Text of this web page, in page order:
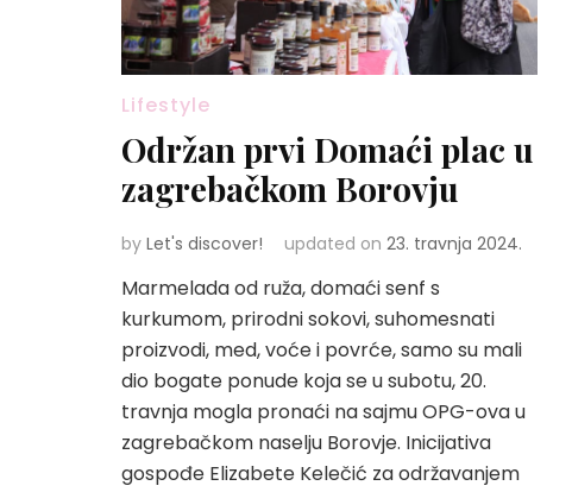
Lifestyle
Održan prvi Domaći plac u
zagrebačkom Borovju
by Let's discover! updated on 23. travnja 2024.
Marmelada od ruža, domaći senf s
kurkumom, prirodni sokovi, suhomesnati
proizvodi, med, voće i povrće, samo su mali
dio bogate ponude koja se u subotu, 20.
travnja mogla pronaći na sajmu OPG-ova u
zagrebačkom naselju Borovje. Inicijativa
gospođe Elizabete Kelečić za održavanjem